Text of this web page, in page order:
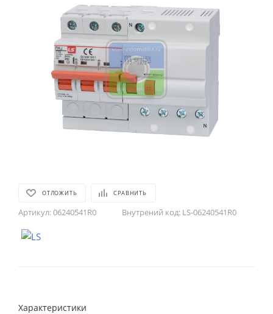
ОТЛОЖИТЬ СРАВНИТЬ
Артикул:06240541R0 Внутрений код: LS-06240541R0
Характеристики